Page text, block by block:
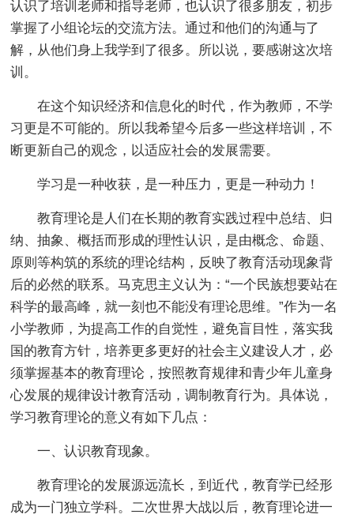
认识了培训老师和指导老师，也认识了很多朋友，初步
掌握了小组论坛的交流方法。通过和他们的沟通与了
解，从他们身上我学到了很多。所以说，要感谢这次培
训。
在这个知识经济和信息化的时代，作为教师，不学
习更是不可能的。所以我希望今后多一些这样培训，不
断更新自己的观念，以适应社会的发展需要。
学习是一种收获，是一种压力，更是一种动力！
教育理论是人们在长期的教育实践过程中总结、归
纳、抽象、概括而形成的理性认识，是由概念、命题、
原则等构筑的系统的理论结构，反映了教育活动现象背
后的必然的联系。马克思主义认为：“一个民族想要站在
科学的最高峰，就一刻也不能没有理论思维。”作为一名
小学教师，为提高工作的自觉性，避免盲目性，落实我
国的教育方针，培养更多更好的社会主义建设人才，必
须掌握基本的教育理论，按照教育规律和青少年儿童身
心发展的规律设计教育活动，调制教育行为。具体说，
学习教育理论的意义有如下几点：
一、认识教育现象。
教育理论的发展源远流长，到近代，教育学已经形
成为一门独立学科。二次世界大战以后，教育理论进一